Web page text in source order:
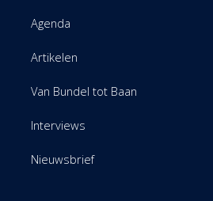
Agenda
Artikelen
Van Bundel tot Baan
Interviews
Nieuwsbrief